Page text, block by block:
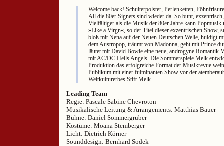
Welcome back! Schulterpolster, Perlenketten,
All die 80er Signets sind wieder da. So bunt,
Vielfältiger als die Musik der 80er Jahre kann
»Like a Virgn«, so der Titel dieser exzentrischen Show,
bloß mit Nena auf der Neuen Deutschen Welle, huldigt
dem Austropop, träumt von Madonna, geht mit Prince
läutet mit David Bowie eine neue, androgyne Romantik-
mit AC/DC Hells Angels. Die Sommerspiele Melk
Produktion das erfolgreiche Format der Musikrevue
Publikum mit einer fulminanten Show vor der
Weltkulturerbes Stift Melk.
Leading Team
Regie: Pascale Sabine Chevroton
Musikalische Leitung & Arrangements: Matthias Bauer
Bühne: Daniel Sommergruber
Kostüme: Moana Stemberger
Licht: Dietrich Körner
Sounddesign: Bernhard Sodek